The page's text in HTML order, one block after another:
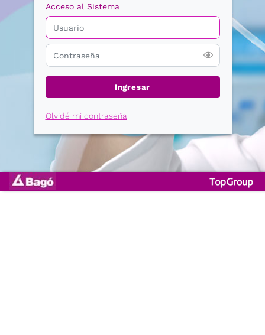
Acceso al Sistema
Ingresar
Olvidé mi contraseña